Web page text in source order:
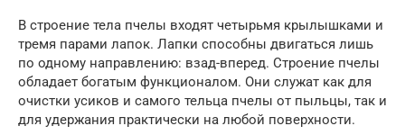
В строение тела пчелы входят четырьмя крылышками и
тремя парами лапок. Лапки способны двигаться лишь
по одному направлению: взад-вперед. Строение пчелы
обладает богатым функционалом. Они служат как для
очистки усиков и самого тельца пчелы от пыльцы, так и
для удержания практически на любой поверхности.